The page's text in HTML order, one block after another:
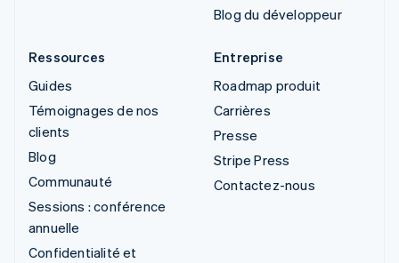
Blog du développeur
Ressources
Guides
Témoignages de nos
clients
Blog
Communauté
Sessions : conférence
annuelle
Confidentialité et
Entreprise
Roadmap produit
Carrières
Presse
Stripe Press
Contactez-nous